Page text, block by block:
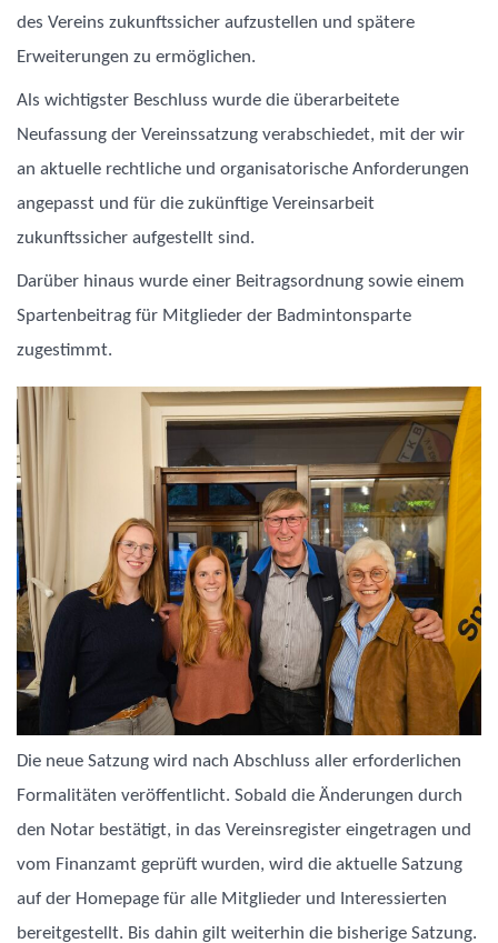
des Vereins zukunftssicher aufzustellen und spätere
Erweiterungen zu ermöglichen.
Als wichtigster Beschluss wurde die überarbeitete
Neufassung der Vereinssatzung verabschiedet, mit der wir
an aktuelle rechtliche und organisatorische Anforderungen
angepasst und für die zukünftige Vereinsarbeit
zukunftssicher aufgestellt sind.
Darüber hinaus wurde einer Beitragsordnung sowie einem
Spartenbeitrag für Mitglieder der Badmintonsparte
zugestimmt.
Die neue Satzung wird nach Abschluss aller erforderlichen
Formalitäten veröffentlicht. Sobald die Änderungen durch
den Notar bestätigt, in das Vereinsregister eingetragen und
vom Finanzamt geprüft wurden, wird die aktuelle Satzung
auf der Homepage für alle Mitglieder und Interessierten
bereitgestellt. Bis dahin gilt weiterhin die bisherige Satzung.